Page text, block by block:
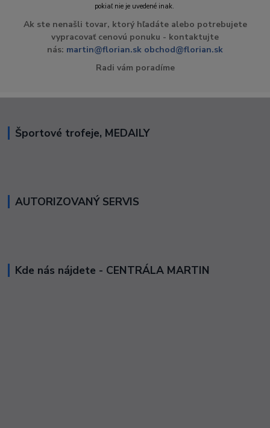
pokiaľ nie je uvedené inak.
Ak ste nenašli tovar, ktorý hľadáte alebo potrebujete
vypracovať cenovú ponuku - kontaktujte
nás: martin@florian.sk obchod@florian.sk
Radi vám poradíme
Športové trofeje, MEDAILY
AUTORIZOVANÝ SERVIS
Kde nás nájdete - CENTRÁLA MARTIN